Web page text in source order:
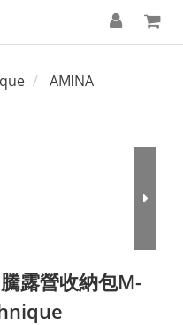
AMINA
露營收納包M-